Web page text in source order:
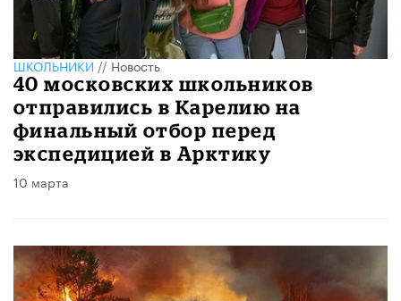
ШКОЛЬНИКИ//Новость
40 московских школьников
отправились в Карелию на
финальный отбор перед
экспедицией в Арктику
10 марта